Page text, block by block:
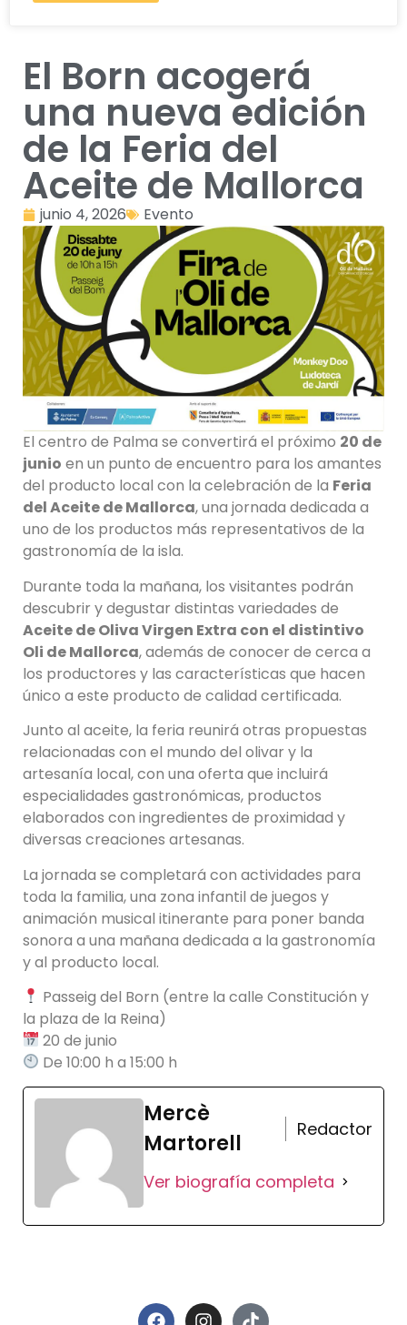
El Born acogerá
una nueva edición
de la Feria del
Aceite de Mallorca
junio 4, 2026 Evento
El centro de Palma se convertirá el próximo 20 de
junio en un punto de encuentro para los amantes
del producto local con la celebración de la Feria
del Aceite de Mallorca, una jornada dedicada a
uno de los productos más representativos de la
gastronomía de la isla.
Durante toda la mañana, los visitantes podrán
descubrir y degustar distintas variedades de
Aceite de Oliva Virgen Extra con el distintivo
Oli de Mallorca, además de conocer de cerca a
los productores y las características que hacen
único a este producto de calidad certificada.
Junto al aceite, la feria reunirá otras propuestas
relacionadas con el mundo del olivar y la
artesanía local, con una oferta que incluirá
especialidades gastronómicas, productos
elaborados con ingredientes de proximidad y
diversas creaciones artesanas.
La jornada se completará con actividades para
toda la familia, una zona infantil de juegos y
animación musical itinerante para poner banda
sonora a una mañana dedicada a la gastronomía
y al producto local.
Passeig del Born (entre la calle Constitución y
la plaza de la Reina)
20 de junio
De 10:00 h a 15:00 h
Mercè
Martorell
Redactor
Ver biografía completa